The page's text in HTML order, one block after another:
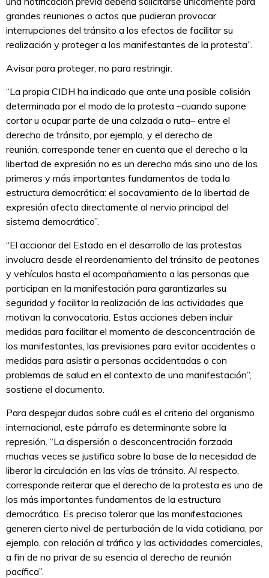
grandes reuniones o actos que pudieran provocar
interrupciones del tránsito a los efectos de facilitar su
realización y proteger a los manifestantes de la protesta”.
Avisar para proteger, no para restringir.
“La propia CIDH ha indicado que ante una posible colisión
determinada por el modo de la protesta –cuando supone
cortar u ocupar parte de una calzada o ruta– entre el
derecho de tránsito, por ejemplo, y el derecho de
reunión, corresponde tener en cuenta que el derecho a la
libertad de expresión no es un derecho más sino uno de los
primeros y más importantes fundamentos de toda la
estructura democrática: el socavamiento de la libertad de
expresión afecta directamente al nervio principal del
sistema democrático”.
“El accionar del Estado en el desarrollo de las protestas
involucra desde el reordenamiento del tránsito de peatones
y vehículos hasta el acompañamiento a las personas que
participan en la manifestación para garantizarles su
seguridad y facilitar la realización de las actividades que
motivan la convocatoria. Estas acciones deben incluir
medidas para facilitar el momento de desconcentración de
los manifestantes, las previsiones para evitar accidentes o
medidas para asistir a personas accidentadas o con
problemas de salud en el contexto de una manifestación”,
sostiene el documento.
Para despejar dudas sobre cuál es el criterio del organismo
internacional, este párrafo es determinante sobre la
represión. “La dispersión o desconcentración forzada
muchas veces se justifica sobre la base de la necesidad de
liberar la circulación en las vías de tránsito. Al respecto,
corresponde reiterar que el derecho de la protesta es uno de
los más importantes fundamentos de la estructura
democrática. Es preciso tolerar que las manifestaciones
generen cierto nivel de perturbación de la vida cotidiana, por
ejemplo, con relación al tráfico y las actividades comerciales,
a fin de no privar de su esencia al derecho de reunión
pacífica”.